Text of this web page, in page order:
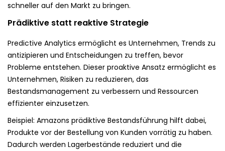
schneller auf den Markt zu bringen.
Prädiktive statt reaktive Strategie
Predictive Analytics ermöglicht es Unternehmen, Trends zu
antizipieren und Entscheidungen zu treffen, bevor
Probleme entstehen. Dieser proaktive Ansatz ermöglicht es
Unternehmen, Risiken zu reduzieren, das
Bestandsmanagement zu verbessern und Ressourcen
effizienter einzusetzen.
Beispiel: Amazons prädiktive Bestandsführung hilft dabei,
Produkte vor der Bestellung von Kunden vorrätig zu haben.
Dadurch werden Lagerbestände reduziert und die